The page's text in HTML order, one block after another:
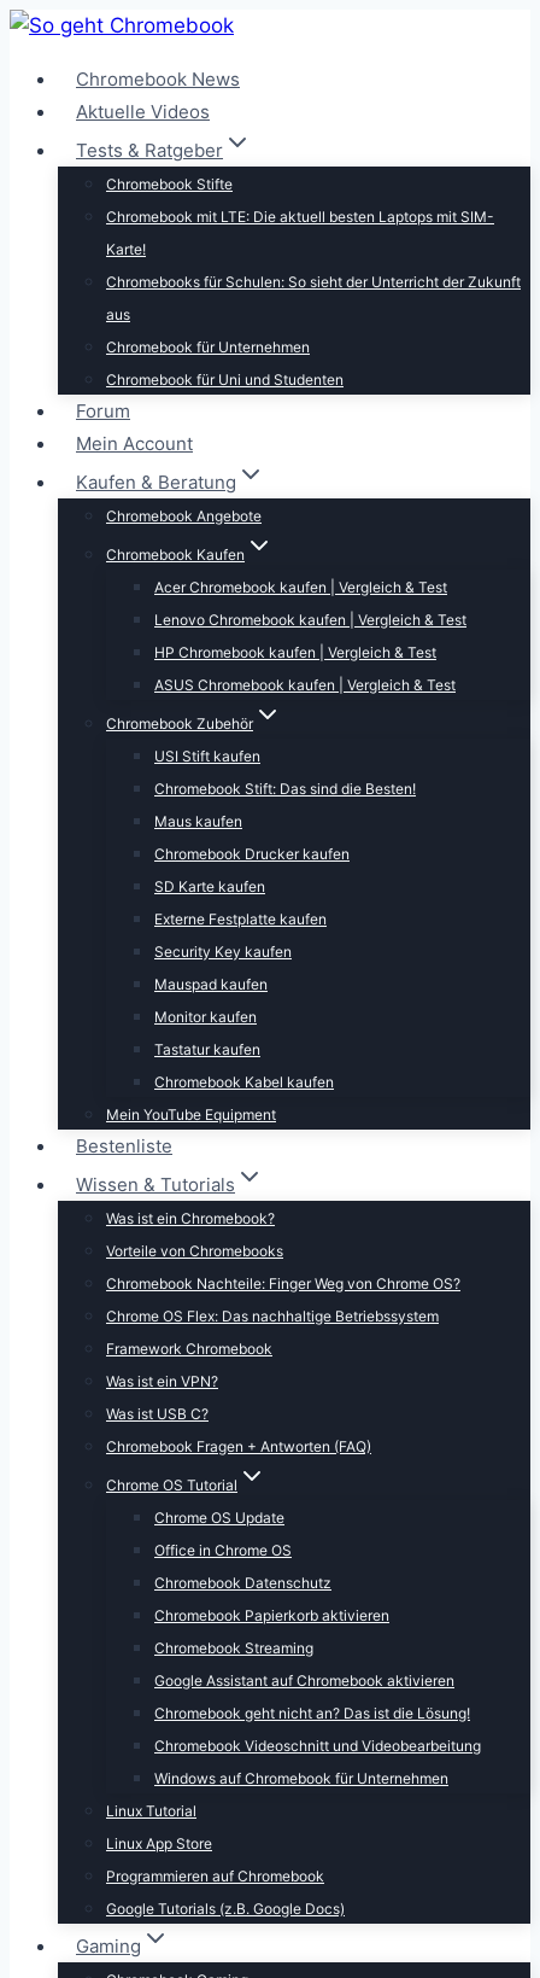
Zum
springenChromebook News
Aktuelle Videos
Tests & Ratgeber
Chromebook Stifte
Chromebook mit LTE: Die aktuell besten Laptops mit SIM-
Karte!
Chromebooks für Schulen: So sieht der Unterricht der Zukunft
aus
Chromebook für Unternehmen
Chromebook für Uni und Studenten
Forum
Mein Account
Kaufen & Beratung
Chromebook Angebote
Chromebook Kaufen
Acer Chromebook kaufen | Vergleich & Test
Lenovo Chromebook kaufen | Vergleich & Test
HP Chromebook kaufen | Vergleich & Test
ASUS Chromebook kaufen | Vergleich & Test
Chromebook Zubehör
USI Stift kaufen
Chromebook Stift: Das sind die Besten!
Maus kaufen
Chromebook Drucker kaufen
SD Karte kaufen
Externe Festplatte kaufen
Security Key kaufen
Mauspad kaufen
Monitor kaufen
Tastatur kaufen
Chromebook Kabel kaufen
Mein YouTube Equipment
Bestenliste
Wissen & Tutorials
Was ist ein Chromebook?
Vorteile von Chromebooks
Chromebook Nachteile: Finger Weg von Chrome OS?
Chrome OS Flex: Das nachhaltige Betriebssystem
Framework Chromebook
Was ist ein VPN?
Was ist USB C?
Chromebook Fragen + Antworten (FAQ)
Chrome OS Tutorial
Chrome OS Update
Office in Chrome OS
Chromebook Datenschutz
Chromebook Papierkorb aktivieren
Chromebook Streaming
Google Assistant auf Chromebook aktivieren
Chromebook geht nicht an? Das ist die Lösung!
Chromebook Videoschnitt und Videobearbeitung
Windows auf Chromebook für Unternehmen
Linux Tutorial
Linux App Store
Programmieren auf Chromebook
Google Tutorials (z.B. Google Docs)
Gaming